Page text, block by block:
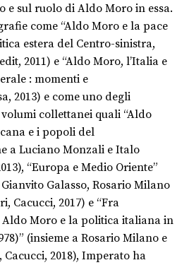
e sul ruolo di Aldo Moro in essa.
come “Aldo Moro e la pace
estera del Centro-sinistra,
2011) e “Aldo Moro, l’Italia e
: momenti e
2013) e come uno degli
collettanei quali “Aldo
e i popoli del
a Luciano Monzali e Italo
), “Europa e Medio Oriente”
Galasso, Rosario Milano
Cacucci, 2017) e “Fra
Aldo Moro e la politica italiana in
(insieme a Rosario Milano e
2018), Imperato ha